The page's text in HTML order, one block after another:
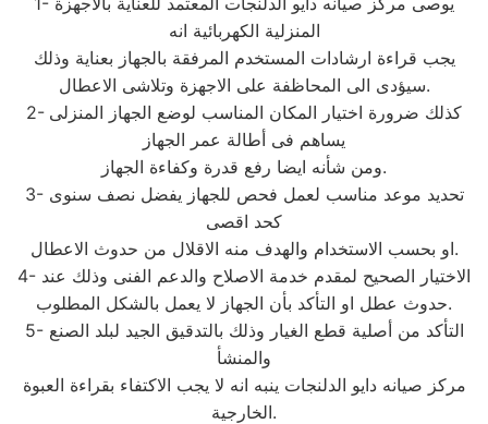
المنزلية الكهربائية انه
يجب قراءة ارشادات المستخدم المرفقة بالجهاز بعناية وذلك
سيؤدى الى المحاظفة على الاجهزة وتلاشى الاعطال.
2- كذلك ضرورة اختيار المكان المناسب لوضع الجهاز المنزلى
يساهم فى أطالة عمر الجهاز
ومن شأنه ايضا رفع قدرة وكفاءة الجهاز.
3- تحديد موعد مناسب لعمل فحص للجهاز يفضل نصف سنوى
كحد اقصى
او بحسب الاستخدام والهدف منه الاقلال من حدوث الاعطال.
4- الاختيار الصحيح لمقدم خدمة الاصلاح والدعم الفنى وذلك عند
حدوث عطل او التأكد بأن الجهاز لا يعمل بالشكل المطلوب.
5- التأكد من أصلية قطع الغيار وذلك بالتدقيق الجيد لبلد الصنع
والمنشأ
مركز صيانه دايو الدلنجات ينبه انه لا يجب الاكتفاء بقراءة العبوة
الخارجية.